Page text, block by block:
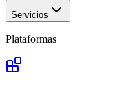
Servicios
Plataformas